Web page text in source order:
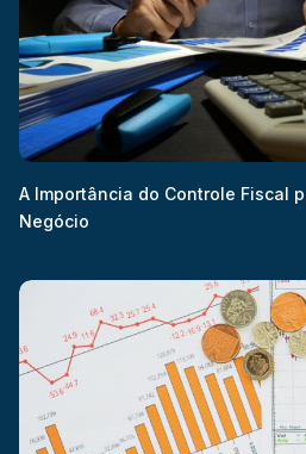
A Importância do Controle Fiscal
Negócio